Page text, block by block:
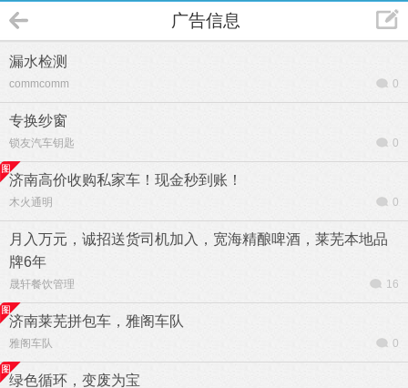
广告信息
漏水检测
commcomm 0
专换纱窗
锁友汽车钥匙 0
济南高价收购私家车！现金秒到账！
木火通明 0
月入万元，诚招送货司机加入，宽海精酿啤酒，莱芜本地品
牌6年
晟轩餐饮管理 16
济南莱芜拼包车，雅阁车队
雅阁车队 0
绿色循环，变废为宝